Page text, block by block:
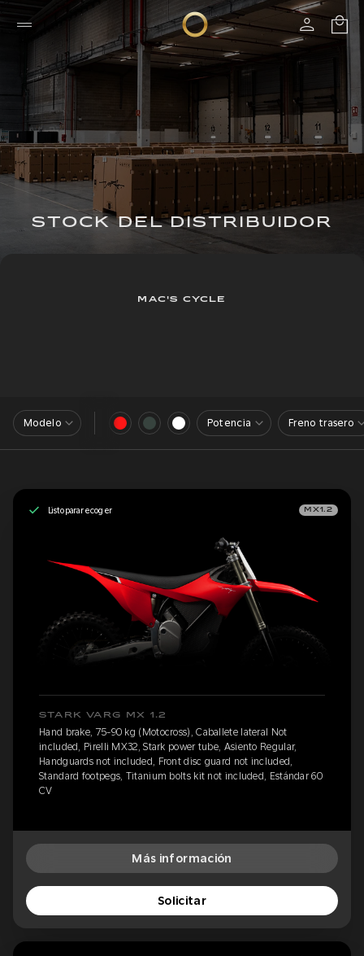
STOCK DEL DISTRIBUIDOR
MAC'S CYCLE
Modelo Potencia Freno trasero
Listo para recoger MX1.2
STARK VARG MX 1.2
Hand brake, 75-90 kg (Motocross), Caballete lateral Not
included, Pirelli MX32, Stark power tube, Asiento Regular,
Handguards not included, Front disc guard not included,
Standard footpegs, Titanium bolts kit not included, Estándar 60
CV
Más información
Solicitar